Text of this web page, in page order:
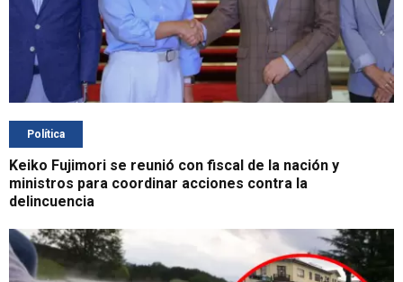
Política
Keiko Fujimori se reunió con fiscal de la nación y
ministros para coordinar acciones contra la
delincuencia